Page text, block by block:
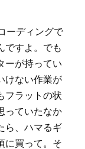
ーディングで
ですよ。でも
ーが持ってい
けない作業が
フラットの状
っていたなか
ら、ハマるギ
に買って。そ